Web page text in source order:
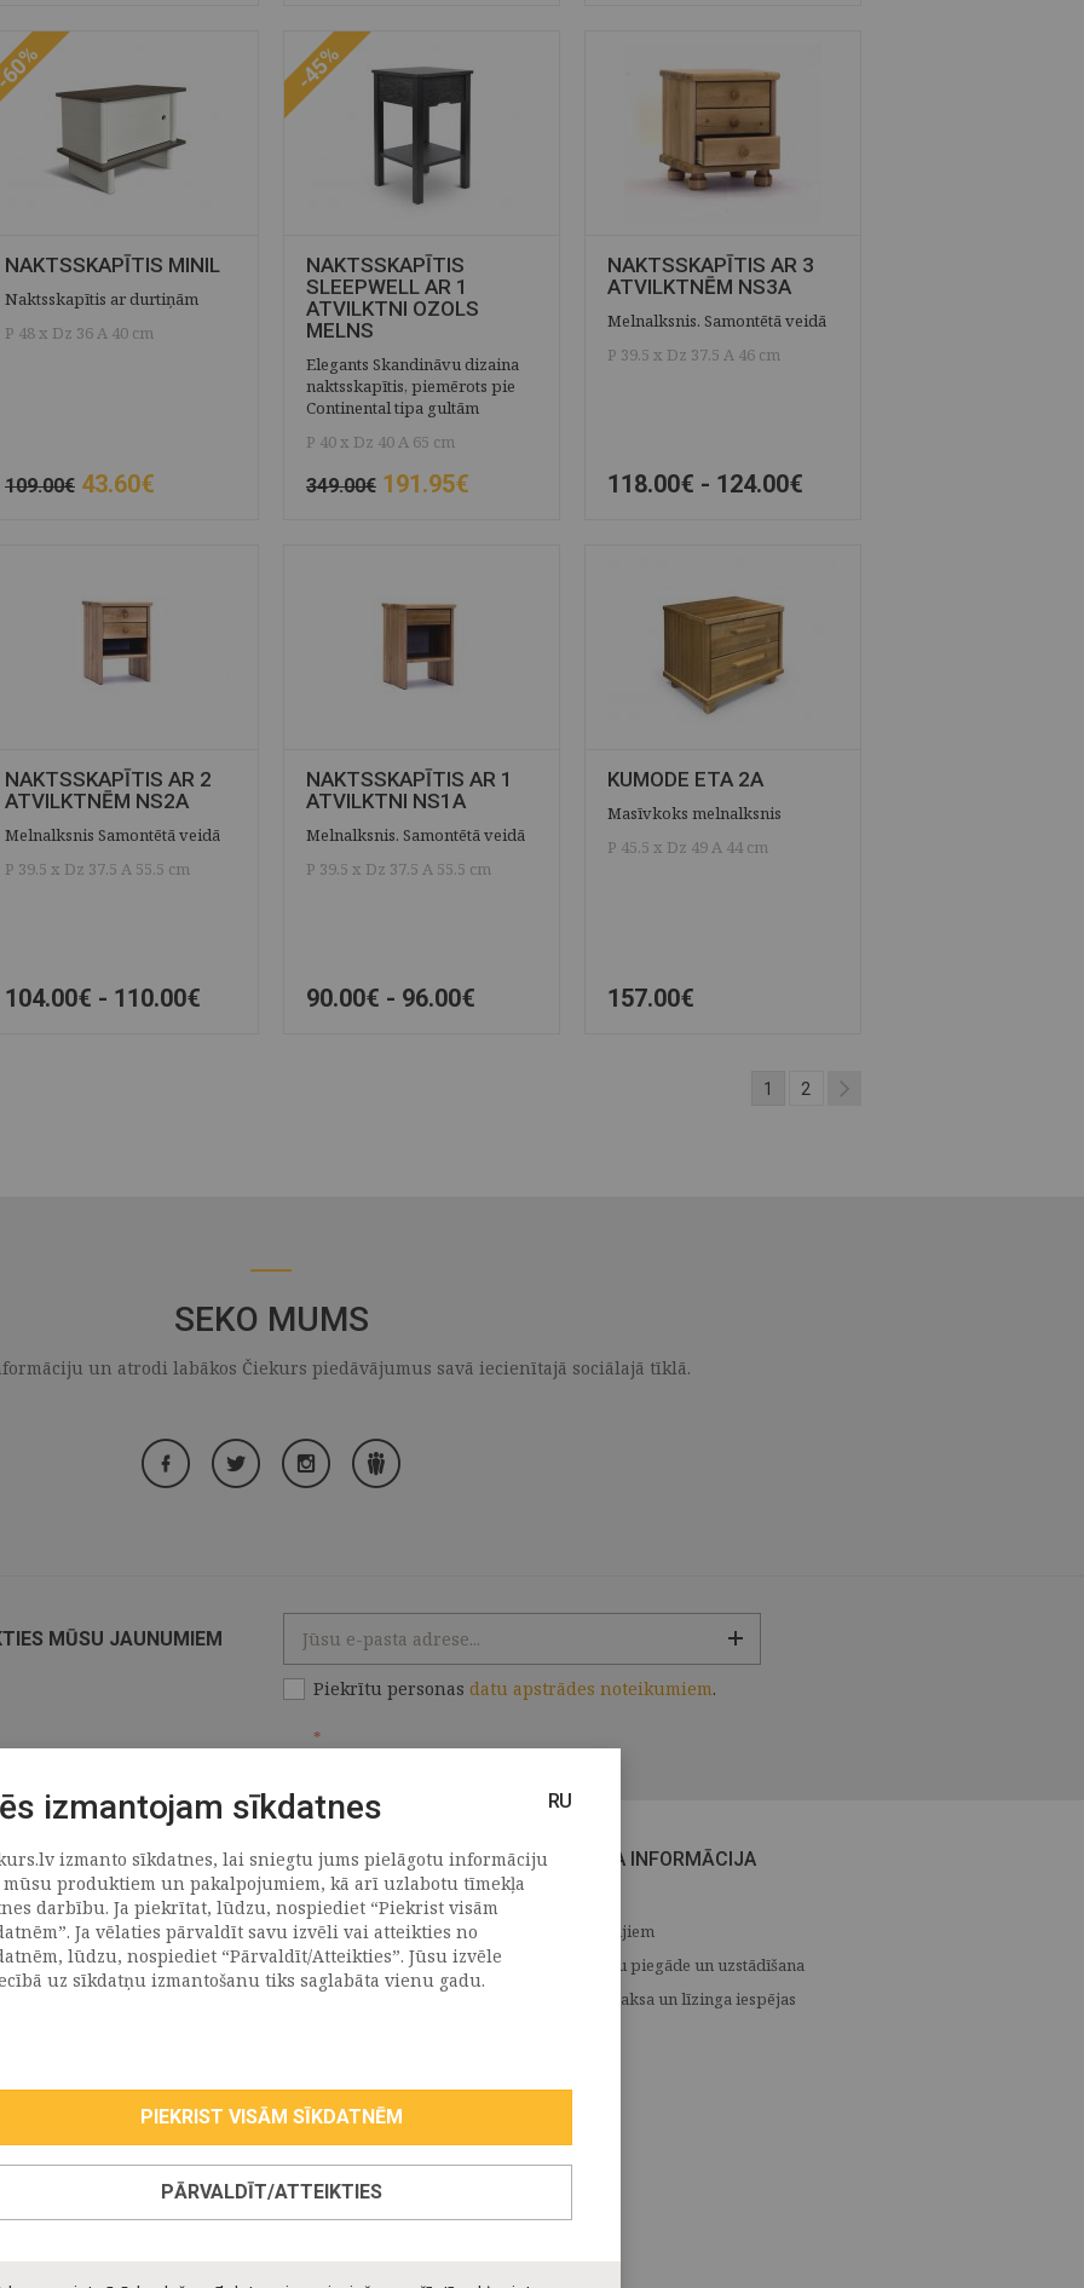
NAKTSSKAPĪTIS MINIL
Naktsskapītis ar durtiņām
P 48 x Dz 36 A 40 cm
109.00€ 43.60€
-45%
NAKTSSKAPĪTIS
SLEEPWELL AR 1
ATVILKTNI OZOLS
MELNS
Elegants Skandināvu dizaina
naktsskapītis, piemērots pie
Continental tipa gultām
P 40 x Dz 40 A 65 cm
349.00€ 191.95€
NAKTSSKAPĪTIS AR 3
ATVILKTNĒM NS3A
Melnalksnis. Samontētā veidā
P 39.5 x Dz 37.5 A 46 cm
118.00€ - 124.00€
NAKTSSKAPĪTIS AR 2
ATVILKTNĒM NS2A
Melnalksnis Samontētā veidā
P 39.5 x Dz 37.5 A 55.5 cm
104.00€ - 110.00€
NAKTSSKAPĪTIS AR 1
ATVILKTNI NS1A
Melnalksnis. Samontētā veidā
P 39.5 x Dz 37.5 A 55.5 cm
90.00€ - 96.00€
KUMODE ETA 2A
Masīvkoks melnalksnis
P 45.5 x Dz 49 A 44 cm
157.00€
1 2
SEKO MUMS
un atrodi labākos Čiekurs piedāvājumus savā iecienītajā sociālajā tīklā.
MŪSU JAUNUMIEM
Piekrītu personas datu apstrādes noteikumiem.
*
PAR MUMS
Uzņēmums
Vēsture
CITA INFORMĀCIJA
Medijiem
Preču piegāde un uzstādīšana
Apmaksa un līzinga iespējas
izmantojam sīkdatnes RU
izmanto sīkdatnes, lai sniegtu jums pielāgotu informāciju
produktiem un pakalpojumiem, kā arī uzlabotu tīmekļa
darbību. Ja piekrītat, lūdzu, nospiediet “Piekrist visām
Ja vēlaties pārvaldīt savu izvēli vai atteikties no
lūdzu, nospiediet “Pārvaldīt/Atteikties”. Jūsu izvēle
uz sīkdatņu izmantošanu tiks saglabāta vienu gadu.
PIEKRIST VISĀM SĪKDATNĒM
PĀRVALDĪT/ATTEIKTIES